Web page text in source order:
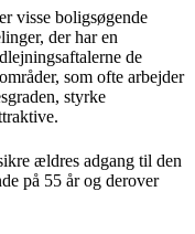
visse boligsøgende
der har en
de
som ofte arbejder
styrke
ældres adgang til den
på 55 år og derover